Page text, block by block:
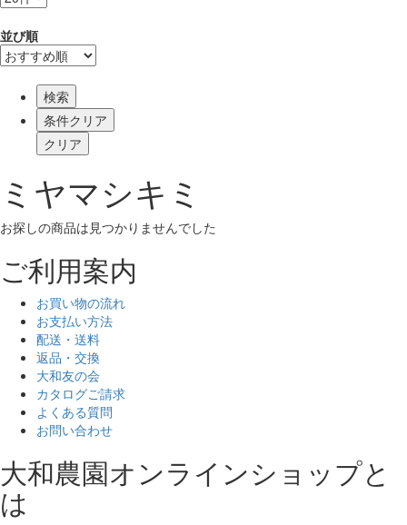
並び順
検索
ミヤマシキミ
お探しの商品は見つかりませんでした
ご利用案内
お買い物の流れ
お支払い方法
配送・送料
返品・交換
大和友の会
カタログご請求
よくある質問
お問い合わせ
大和農園オンラインショップと
は